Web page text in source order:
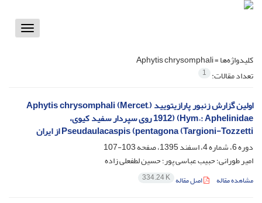
Toggle
کلیدواژه‌ها =Aphytis chrysomphali
تعداد مقالات: 1
اولین گزارش زنبور پارازیتویید (Aphytis chrysomphali (Mercet,
1912) (Hym.: Aphelinidae روی سپردار سفید کیوی،
Pseudaulacaspis (pentagona (Targioni-Tozzetti از ایران
دوره 6، شماره 4، اسفند 1395، صفحه
103-107
امیر طورانی؛ حبیب عباسی پور؛ حسین لطفعلی زاده
مشاهده مقاله اصل مقاله 334.24 K